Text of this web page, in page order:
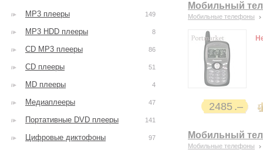
Мобильный
Мобильные телефоны
2485
Мобильный
Мобильные телефоны
MP3 плееры 149
MP3 HDD плееры 8
CD MP3 плееры 86
CD плееры 51
MD плееры 4
Медиаплееры 47
Портативные DVD плееры 141
Цифровые диктофоны 97